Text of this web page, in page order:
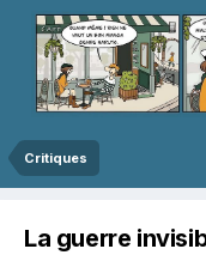
Critiques
La guerre